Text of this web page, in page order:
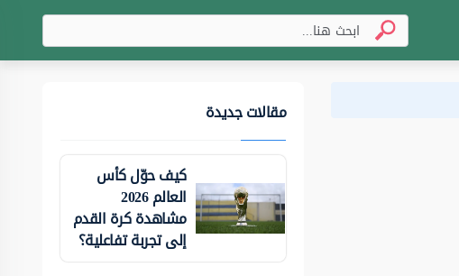
مقالات جديدة
كيف حوّل كأس
العالم 2026
مشاهدة كرة القدم
إلى تجربة تفاعلية؟